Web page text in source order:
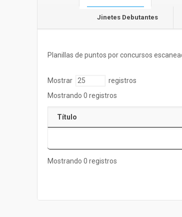
Jinetes Debutantes
Planillas de puntos por concursos
Mostrar registros
Mostrando 0 registros
Título
Mostrando 0 registros